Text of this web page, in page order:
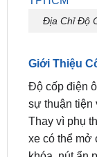
Địa Chỉ Độ
Giới Thiệu
Độ cốp điện
sự thuận tiện
Thay vì phụ
xe có thể mở